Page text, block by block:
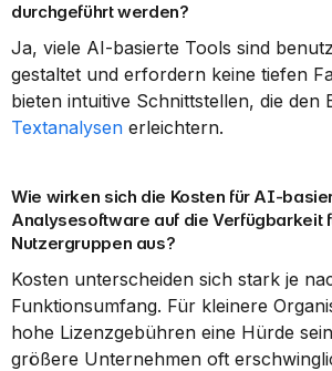
durchgeführt werden?
Ja, viele AI-basierte Tools sind
gestaltet und erfordern keine tiefen
Textanalysen erleichtern.
Wie wirken sich die Kosten für AI-
Analysesoftware auf die Verfügbarkeit
Nutzergruppen aus?
Kosten unterscheiden sich stark je
Funktionsumfang. Für kleinere
hohe Lizenzgebühren eine Hürde
größere Unternehmen oft